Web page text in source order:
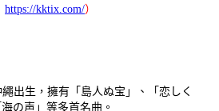
https://kktix.com/）
出生，擁有「島人ぬ宝」、「恋しく
の声」等多首名曲。